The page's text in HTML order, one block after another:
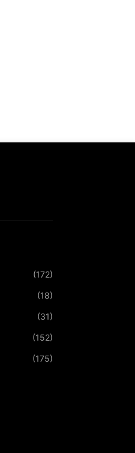
(172)
(18)
(31)
(152)
(175)